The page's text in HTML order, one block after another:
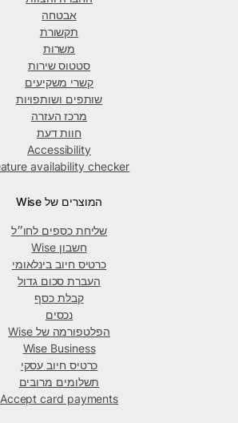
אבטחה
תקשורת
משרות
סטטוס שירות
קשרי משקיעים
שותפים ושותפויות
מרכז העזרה
חוות דעת
Accessibility
Feature availability checker
המוצרים של Wise
שליחת כספים לחו״ל
חשבון Wise
כרטיס חיוב בינלאומי
העברת סכום גדול
קבלת כסף
נכסים
הפלטפורמה של Wise
Wise Business
כרטיס חיוב עסקי
תשלומים מרובים
Accept card payments